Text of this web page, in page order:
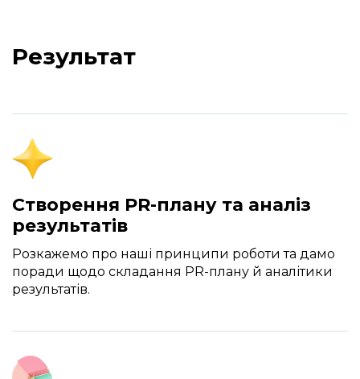
Результат
Створення PR-плану та аналіз
результатів
Розкажемо про наші принципи роботи та дамо
поради щодо складання PR-плану й аналітики
результатів.